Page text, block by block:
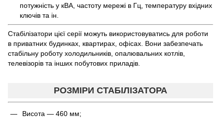
потужність у кВА, частоту мережі в Гц, температуру вхідних
ключів та ін.
Стабілізатори цієї серії можуть використовуватись для роботи
в приватних будинках, квартирах, офісах. Вони забезпечать
стабільну роботу холодильників, опалювальних котлів,
телевізорів та інших побутових приладів.
РОЗМІРИ СТАБІЛІЗАТОРА
Висота — 460 мм;